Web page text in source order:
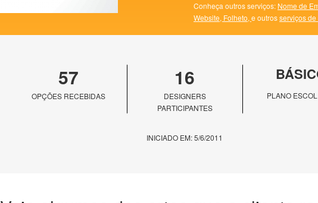
Conheça outros serviços: Nome de
Website, Folheto, e outrosserviços
57
OPÇÕES RECEBIDAS
16
DESIGNERS
PARTICIPANTES
PLANO
INICIADO EM: 5/6/2011